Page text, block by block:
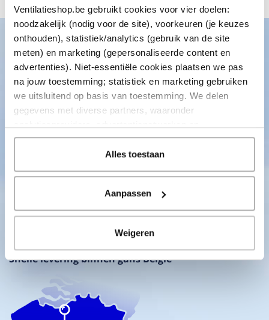
Ventilatieshop.be gebruikt cookies voor vier doelen:
noodzakelijk (nodig voor de site), voorkeuren (je keuzes
onthouden), statistiek/analytics (gebruik van de site
meten) en marketing (gepersonaliseerde content en
advertenties). Niet-essentiële cookies plaatsen we pas
na jouw toestemming; statistiek en marketing gebruiken
we uitsluitend op basis van toestemming. We delen
gegevens met diverse partners, waaronder
socialmediaplatforms; in onzeCookieverklaringvind je
de volledige lijst van partijen en de bewaartermijnen per
categorie. Je kunt je keuze op elk moment wijzigen of
onze gegevensverwerking staat in de
Alles toestaan
Aanpassen
Weigeren
Advies nodig van onze specialisten?
Neem contact met ons op en wij helpen je verder op weg!
Onze klantenservice is bereikbaar van 08:30 tot 17:00 uur
Antwoord binnen een dag
Direct persoonlijk advies
Snelle levering binnen gans België